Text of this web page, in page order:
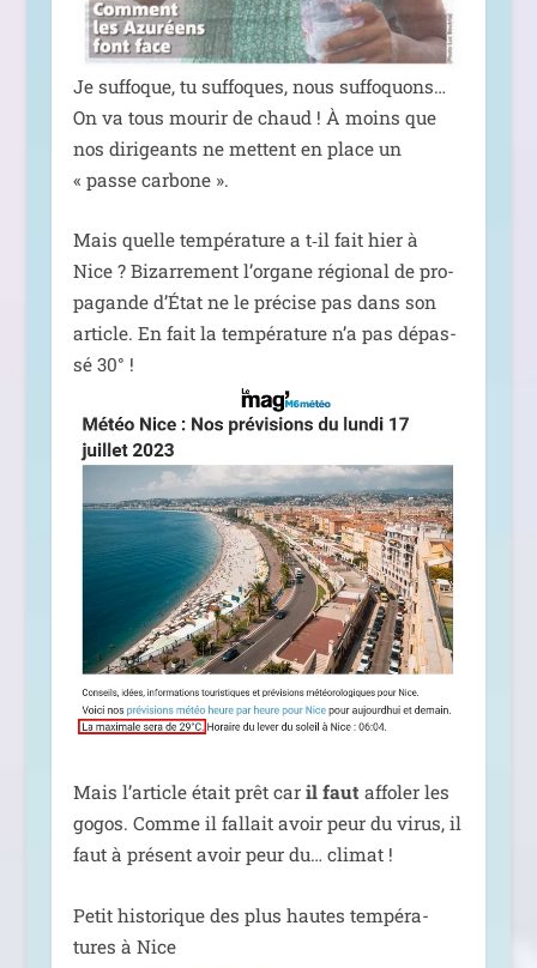
Je suf­foque, tu suf­foques, nous suf­fo­quons…
On va tous mou­rir de chaud ! À moins que
nos diri­geants ne mettent en place un
« passe carbone ».
Mais quelle tem­pé­ra­ture a t‑il fait hier à
Nice ? Bizarrement l’or­gane régio­nal de pro­
pa­gande d’État ne le pré­cise pas dans son
article. En fait la tem­pé­ra­ture n’a pas dépas­
sé 30° !
Mais l’ar­ticle était prêt car il faut affo­ler les
gogos. Comme il fal­lait avoir peur du virus, il
faut à pré­sent avoir peur du… climat !
Petit his­to­rique des plus hautes tem­pé­ra­
tures à Nice